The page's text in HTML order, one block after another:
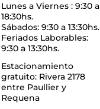
Lunes a Viernes : 9:30 a
18:30hs.
Sábados: 9:30 a 13:30hs.
Feriados Laborables:
9:30 a 13:30hs.
Estacionamiento
gratuito: Rivera 2178
entre Paullier y
Requena